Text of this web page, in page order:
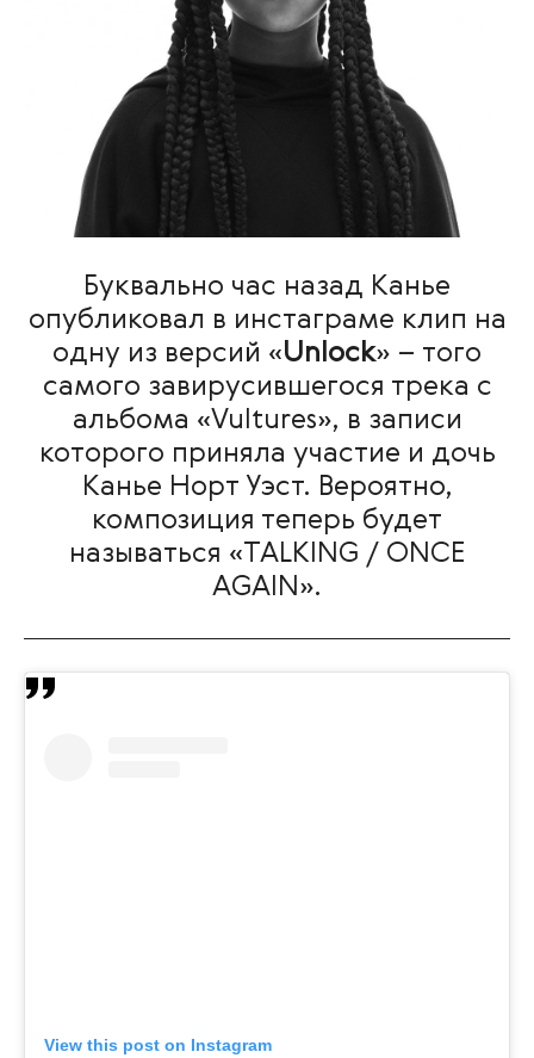
Буквально час назад Канье
опубликовал в инстаграме клип на
одну из версий «Unlock» – того
самого завирусившегося трека с
альбома «Vultures», в записи
которого приняла участие и дочь
Канье Норт Уэст. Вероятно,
композиция теперь будет
называться «TALKING / ONCE
AGAIN».
View this post on Instagram